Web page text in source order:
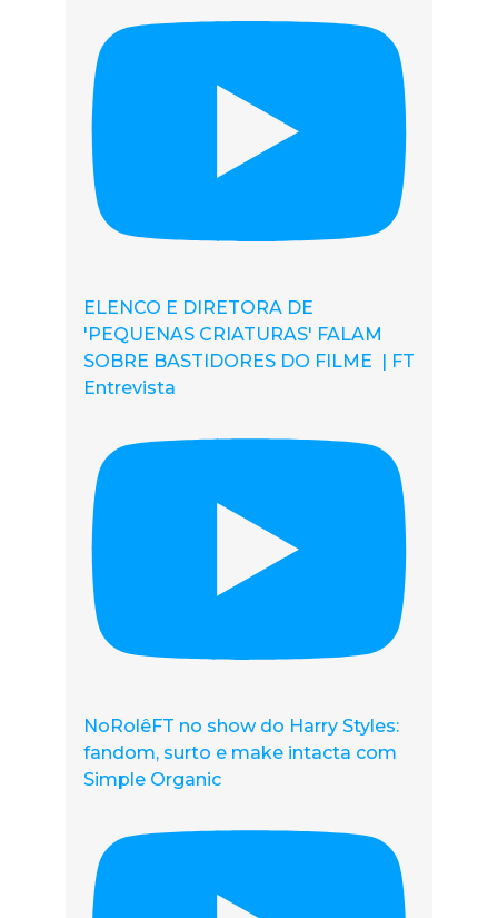
ELENCO E DIRETORA DE
'PEQUENAS CRIATURAS' FALAM
SOBRE BASTIDORES DO FILME | FT
Entrevista
NoRolêFT no show do Harry Styles:
fandom, surto e make intacta com
Simple Organic